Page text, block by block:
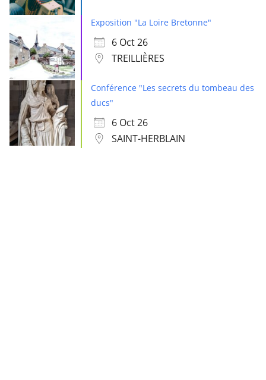
Exposition "La Loire Bretonne"
6 Oct 26
TREILLIÈRES
Conférence "Les secrets du tombeau des
ducs"
6 Oct 26
SAINT-HERBLAIN